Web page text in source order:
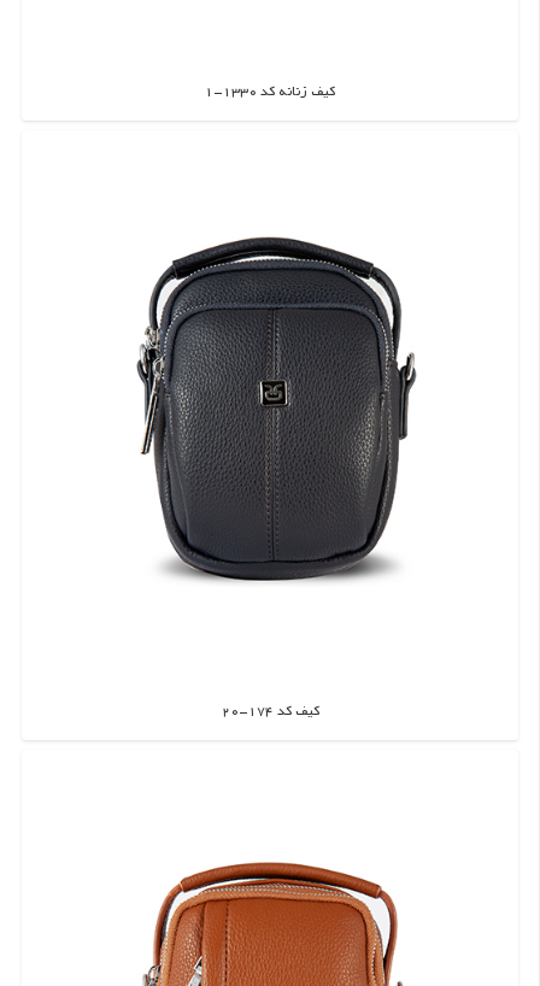
کیف زنانه کد 1330-1
اطلاعات بیشتر
کیف کد 174-20
اطلاعات بیشتر